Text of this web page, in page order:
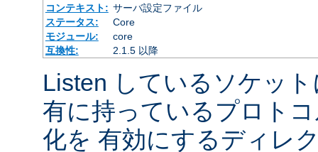
コンテキスト: サーバ設定ファイル
ステータス:
Core
モジュール:
core
互換性:
2.1.5 以降
Listen しているソケッ
有に持っているプロト
化を 有効にするディレ